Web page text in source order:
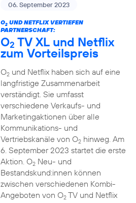
06. September 2023
O2UND NETFLIX VERTIEFEN
PARTNERSCHAFT:
O2 TV XL und Netflix
zum Vorteilspreis
O2und Netflix haben sich auf eine
langfristige Zusammenarbeit
verständigt. Sie umfasst
verschiedene Verkaufs- und
Marketingaktionen über alle
Kommunikations- und
Vertriebskanäle von O2hinweg. Am
6. September 2023 startet die erste
Aktion. O2Neu- und
Bestandskund:innen können
zwischen verschiedenen Kombi-
Angeboten von O2TV und Netflix